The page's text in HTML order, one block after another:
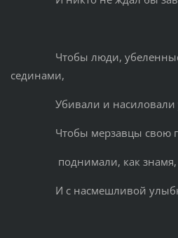
Чтобы люди, убеленные
сединами,
Убивали и насиловали у
Чтобы мерзавцы свою
поднимали, как знамя,
И с насмешливой